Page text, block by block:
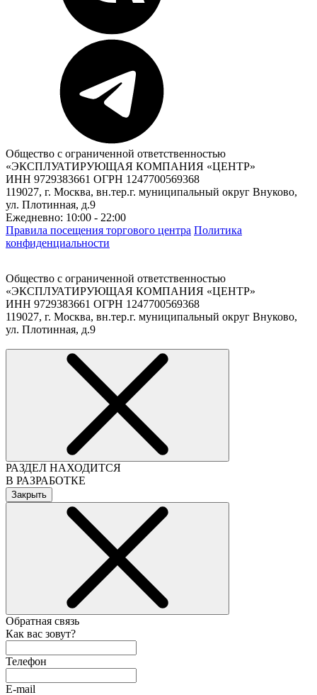
Общество с ограниченной ответственностью
«ЭКСПЛУАТИРУЮЩАЯ КОМПАНИЯ «ЦЕНТР»
ИНН 9729383661 ОГРН 1247700569368
119027, г. Москва, вн.тер.г. муниципальный округ Внуково,
ул. Плотинная, д.9
Ежедневно: 10:00 - 22:00
Правила посещения торгового центра Политика
конфиденциальности
Общество с ограниченной ответственностью
«ЭКСПЛУАТИРУЮЩАЯ КОМПАНИЯ «ЦЕНТР»
ИНН 9729383661 ОГРН 1247700569368
119027, г. Москва, вн.тер.г. муниципальный округ Внуково,
ул. Плотинная, д.9
РАЗДЕЛ НАХОДИТСЯ
В РАЗРАБОТКЕ
Закрыть
Обратная связь
Как вас зовут?
Телефон
E-mail